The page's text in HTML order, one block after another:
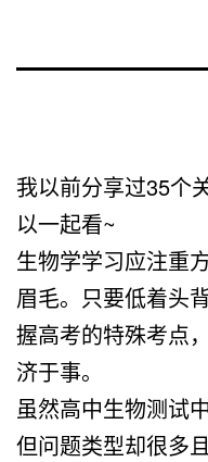
我以前分享过35个
以一起看~
生物学学习应注重
眉毛。只要低着头
握高考的特殊考点
济于事。
虽然高中生物测试
但问题类型却很多